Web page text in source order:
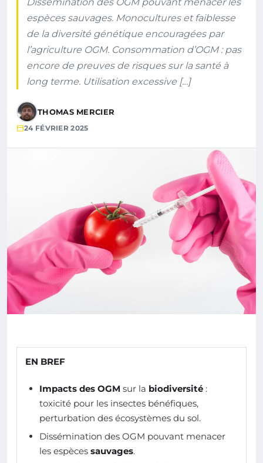
espèces sauvages. Monocultures et faiblesse
de la diversité génétique encouragées par
l’agriculture OGM. Consommation d’OGM : pas
encore de preuves de risques sur la santé à
long terme. Utilisation excessive […]
THOMAS MERCIER
24 FÉVRIER 2025
EN BREF
Impacts des OGM sur la biodiversité :
toxicité pour les insectes bénéfiques,
perturbation des écosystèmes du sol.
Dissémination des OGM pouvant menacer
les espèces sauvages.